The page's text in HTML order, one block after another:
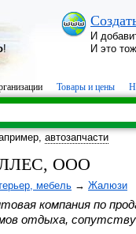
!
И
И это
Товары и цены
автозапчасти
ООО
мебель → Жалюзи
компания по
отдыха,